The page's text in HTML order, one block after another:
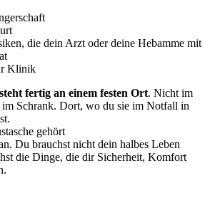
die dein Arzt oder deine Hebamme mit
Klinik
fertig an einem festen Ort. Nicht im
Schrank. Dort, wo du sie im Notfall in
gehört
Du brauchst nicht dein halbes Leben
die Dinge, die dir Sicherheit, Komfort